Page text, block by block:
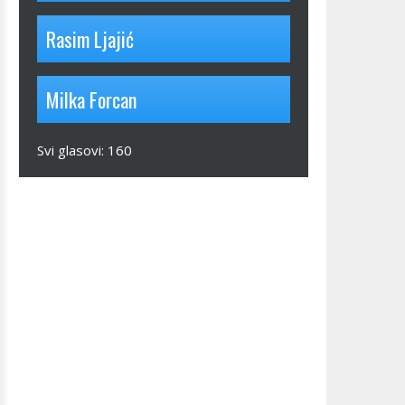
Rasim Ljajić
Milka Forcan
Svi glasovi: 160